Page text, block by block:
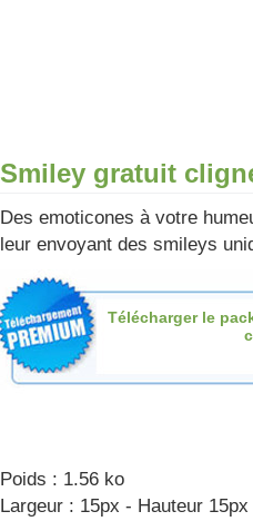
Smiley gratuit
Des emoticones à votre
leur envoyant des smileys
Télécharger le
Poids : 1.56 ko
Largeur : 15px - Hauteur 15px